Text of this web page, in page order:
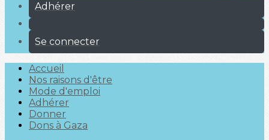
Adhérer
Se connecter
Accueil
Nos raisons d'être
Mode d'emploi
Adhérer
Donner
Dons à Gaza